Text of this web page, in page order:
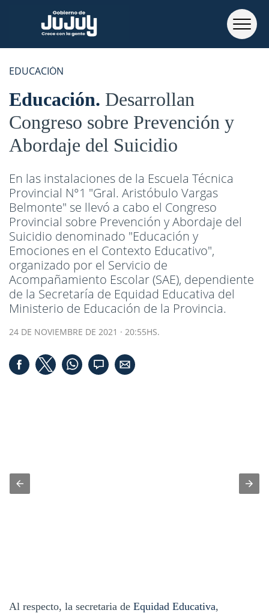
EDUCACIÓN
Educación Desarrollan
Congreso sobre Prevención y
Abordaje del Suicidio
En las instalaciones de la Escuela Técnica
Provincial N°1 "Gral. Aristóbulo Vargas
Belmonte" se llevó a cabo el Congreso
Provincial sobre Prevención y Abordaje del
Suicidio denominado "Educación y
Emociones en el Contexto Educativo",
organizado por el Servicio de
Acompañamiento Escolar (SAE), dependiente
de la Secretaría de Equidad Educativa del
Ministerio de Educación de la Provincia.
24 DE NOVIEMBRE DE 2021 · 20:55HS.
Al respecto, la secretaria de Equidad Educativa,